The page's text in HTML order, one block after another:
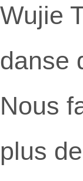
Wujie
danse
Nous
plus